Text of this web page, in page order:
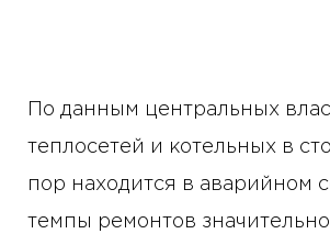
По данным центральных
теплосетей и котельных в
пор находится в аварийном
темпы ремонтов значительно